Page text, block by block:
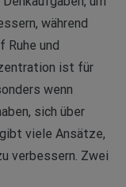
während
Ruhe und
ist für
wenn
sich über
viele Ansätze,
verbessern. Zwei